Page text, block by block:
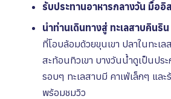
รับประทานอาหารกลางวัน มื้ออิ
นำท่านเดินทางสู่ ทะเลสาบคินริน
ที่โอบล้อมด้วยขุนเขา ปลาในทะเ
สะท้อนทิวเขา บางวันน้ำดูเป็นปร
รอบๆ ทะเลสาบมี คาเฟ่เล็กๆ และ
พร้อมชมวิว